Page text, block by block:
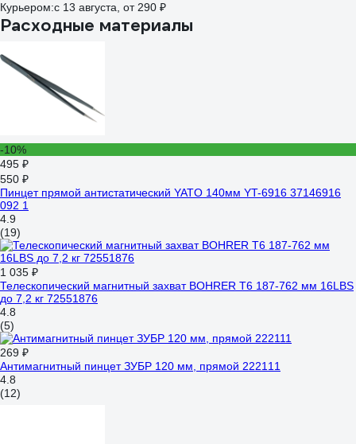
Курьером:c 13 августа, от 290 ₽
Расходные материалы
-10%
495 ₽
550 ₽
Пинцет прямой антистатический YATO 140мм YT-6916 37146916
092 1
4.9
(19)
1 035 ₽
Телескопический магнитный захват BOHRER Т6 187-762 мм 16LBS
до 7,2 кг 72551876
4.8
(5)
269 ₽
Антимагнитный пинцет ЗУБР 120 мм, прямой 222111
4.8
(12)